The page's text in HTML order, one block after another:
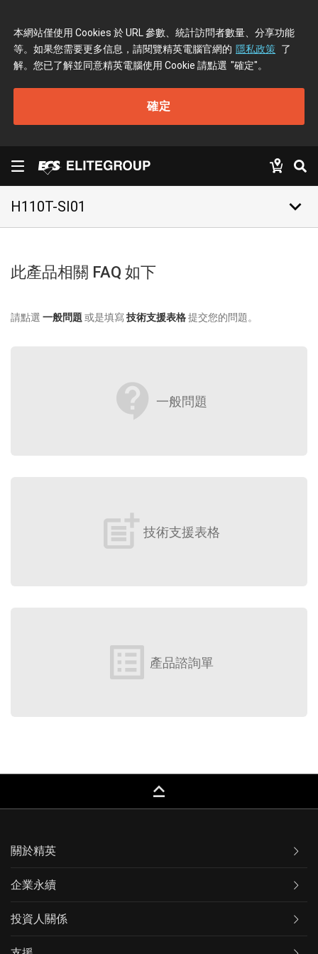
本網站僅使用 Cookies 於 URL 參數、統計訪問者數量、分享功能
等。如果您需要更多信息，請閱覽精英電腦官網的 隱私政策 了
解。您已了解並同意精英電腦使用 Cookie 請點選 "確定"。
確定
H110T-SI01 keyboard_arrow_down
此產品相關 FAQ 如下
請點選 一般問題 或是填寫技術支援表格提交您的問題。
contact_support 一般問題
post_add 技術支援表格
list_alt 產品諮詢單
keyboard_capslock
關於精英
企業永續
投資人關係